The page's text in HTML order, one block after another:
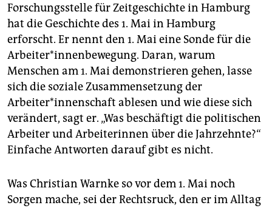
Forschungsstelle für Zeitgeschichte in Hamburg
hat die Geschichte des 1. Mai in Hamburg
erforscht. Er nennt den 1. Mai eine Sonde für die
Arbeiter*innenbewegung. Daran, warum
Menschen am 1. Mai demonstrieren gehen, lasse
sich die soziale Zusammensetzung der
Arbeiter*innenschaft ablesen und wie diese sich
verändert, sagt er. „Was beschäftigt die politischen
Arbeiter und Arbeiterinnen über die Jahrzehnte?“
Einfache Antworten darauf gibt es nicht.
Was Christian Warnke so vor dem 1. Mai noch
Sorgen mache, sei der Rechtsruck, den er im Alltag